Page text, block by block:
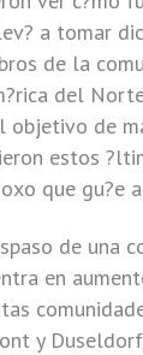
a tomar
de la
del
objetivo de
estos
que gu?e
de una
en
y